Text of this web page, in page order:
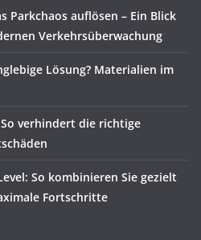
Parkchaos auflösen – Ein Blick
Verkehrsüberwachung
Lösung? Materialien im
verhindert die richtige
So kombinieren Sie gezielt
Fortschritte